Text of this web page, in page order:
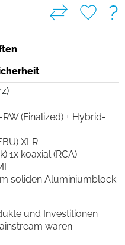
?
(Finalized) + Hybrid-
XLR
1x koaxial (RCA)
soliden Aluminiumblock
und Investitionen
waren.